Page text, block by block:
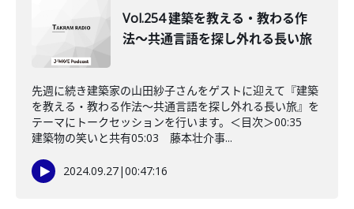
Vol.254 建築を教える・教わる作
法〜共通言語を探し外れる長い旅
先週に続き建築家の山田紗子さんをゲストに迎えて『建築
を教える・教わる作法〜共通言語を探し外れる長い旅』を
テーマにトークセッションを行います。＜目次＞00:35
建築物の笑いと共有05:03 藤本壮介事...
2024.09.27|00:47:16